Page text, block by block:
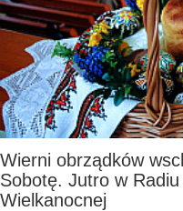
Wierni obrządków
Sobotę. Jutro w
Wielkanocnej